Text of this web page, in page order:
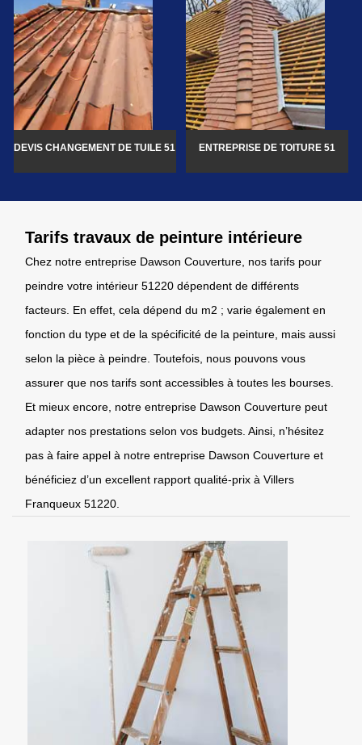
DEVIS CHANGEMENT DE TUILE 51 ENTREPRISE DE TOITURE 51
Tarifs travaux de peinture intérieure
Chez notre entreprise Dawson Couverture, nos tarifs pour
peindre votre intérieur 51220 dépendent de différents
facteurs. En effet, cela dépend du m2 ; varie également en
fonction du type et de la spécificité de la peinture, mais aussi
selon la pièce à peindre. Toutefois, nous pouvons vous
assurer que nos tarifs sont accessibles à toutes les bourses.
Et mieux encore, notre entreprise Dawson Couverture peut
adapter nos prestations selon vos budgets. Ainsi, n’hésitez
pas à faire appel à notre entreprise Dawson Couverture et
bénéficiez d’un excellent rapport qualité-prix à Villers
Franqueux 51220.